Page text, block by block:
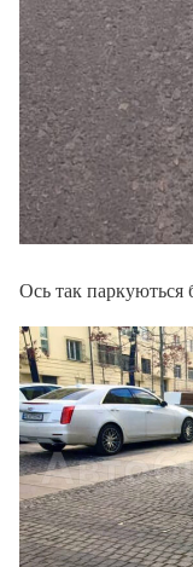
Ось так паркуються